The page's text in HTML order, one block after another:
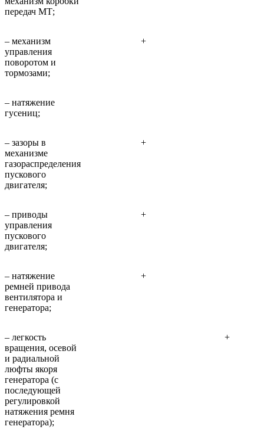
передач МТ;
– механизм
управления
поворотом и
тормозами;
+
– натяжение
гусениц;
– зазоры в
механизме
газораспределения
пускового
двигателя;
+
– приводы
управления
пускового
двигателя;
+
– натяжение
ремней привода
вентилятора и
генератора;
+
– легкость
вращения, осевой
и радиальной
люфты якоря
генератора (с
последующей
регулировкой
натяжения ремня
генератора);
+